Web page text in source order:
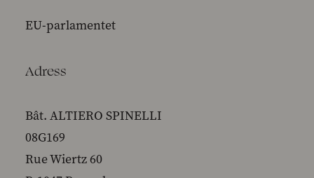
EU-parlamentet
Adress
Bât. ALTIERO SPINELLI
08G169
Rue Wiertz 60